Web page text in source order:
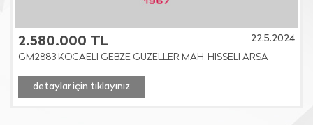
2.580.000 TL
22.5.2024
GM2883 KOCAELİ GEBZE GÜZELLER MAH. HİSSELİ ARSA
detaylar için tıklayınız